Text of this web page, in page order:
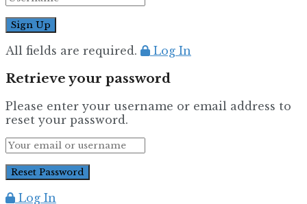
All fields are required. Log In
Retrieve your password
Please enter your username or email address to
reset your password.
Log In